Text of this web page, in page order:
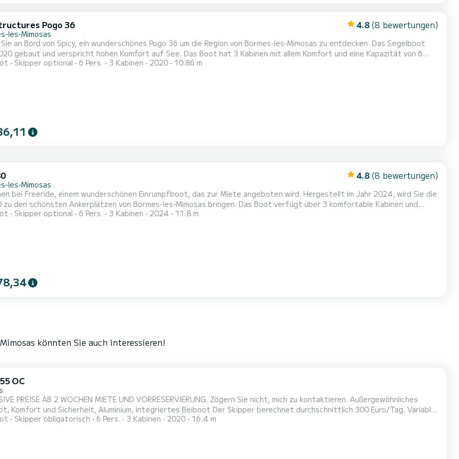
Pogo 36 4.8 (8 bewertungen)
les-Mimosas
Sie an Bord von Spicy, ein wunderschönes Pogo 36 um die Region von Bormes-les-Mimosas zu entdecken. Das Segelboot
und verspricht hohen Komfort auf See. Das Boot hat 3 Kabinen mit allem Komfort und eine Kapazität von 6
Mit einer Gesamtlänge von 11 Metern wird es Ihr perfekter Begleiter sein, um einen einzigartigen Urlaub auf dem Wasser
Skipper optional 6 Pers. 3 Kabinen 2020 10.86 m
4.8 (8 bewertungen)
les-Mimosas
bei Freeride, einem wunderschönen Einrumpfboot, das zur Miete angeboten wird. Hergestellt im Jahr 2024, wird Sie die
zu den schönsten Ankerplätzen von Bormes-les-Mimosas bringen. Das Boot verfügt über 3 komfortable Kabinen und
für 8 Personen. Mit einer Gesamtlänge von 12 Metern wird es Ihr bester Verbündeter für außergewöhnliche Ferien auf
Skipper optional 6 Pers. 3 Kabinen 2024 11.8 m
könnten Sie auch interessieren!
OC
AB 2 WOCHEN MIETE UND VORRESERVIERUNG. Zögern Sie nicht, mich zu kontaktieren. Außergewöhnliches
und Sicherheit, Aluminium, integriertes Beiboot Der Skipper berechnet durchschnittlich 300 Euro/Tag. Variabler
Service
Skipper obligatorisch 6 Pers. 3 Kabinen 2020 16.4 m